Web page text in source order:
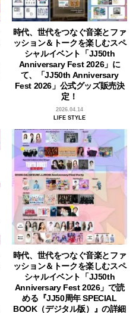
時代、世代をつなぐ音楽とファ
ッション＆トークを楽しむスペ
シャルイベント「JJ50th
Anniversary Fest 2026」に
て、「JJ50th Anniversary
Fest 2026」公式グッズ販売決
定！
2026.04.14
LIFE STYLE
時代、世代をつなぐ音楽とファ
ッション＆トークを楽しむスペ
シャルイベント「JJ50th
Anniversary Fest 2026」で読
める『JJ50周年 SPECIAL
BOOK（デジタル版）』の詳細